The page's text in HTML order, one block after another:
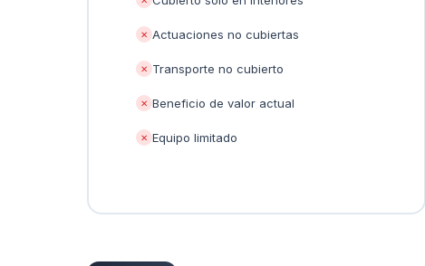
✕ Actuaciones no cubiertas
✕ Transporte no cubierto
✕ Beneficio de valor actual
✕ Equipo limitado